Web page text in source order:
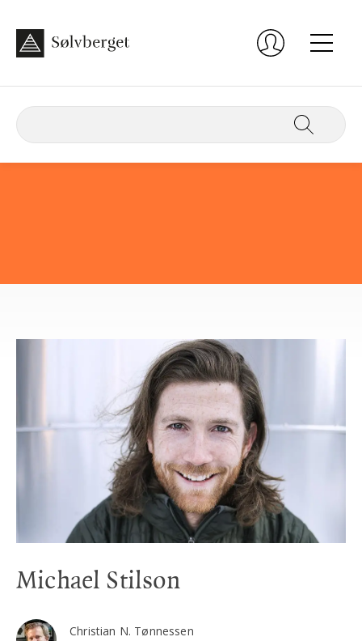
Michael Stilson
Christian N. Tønnessen